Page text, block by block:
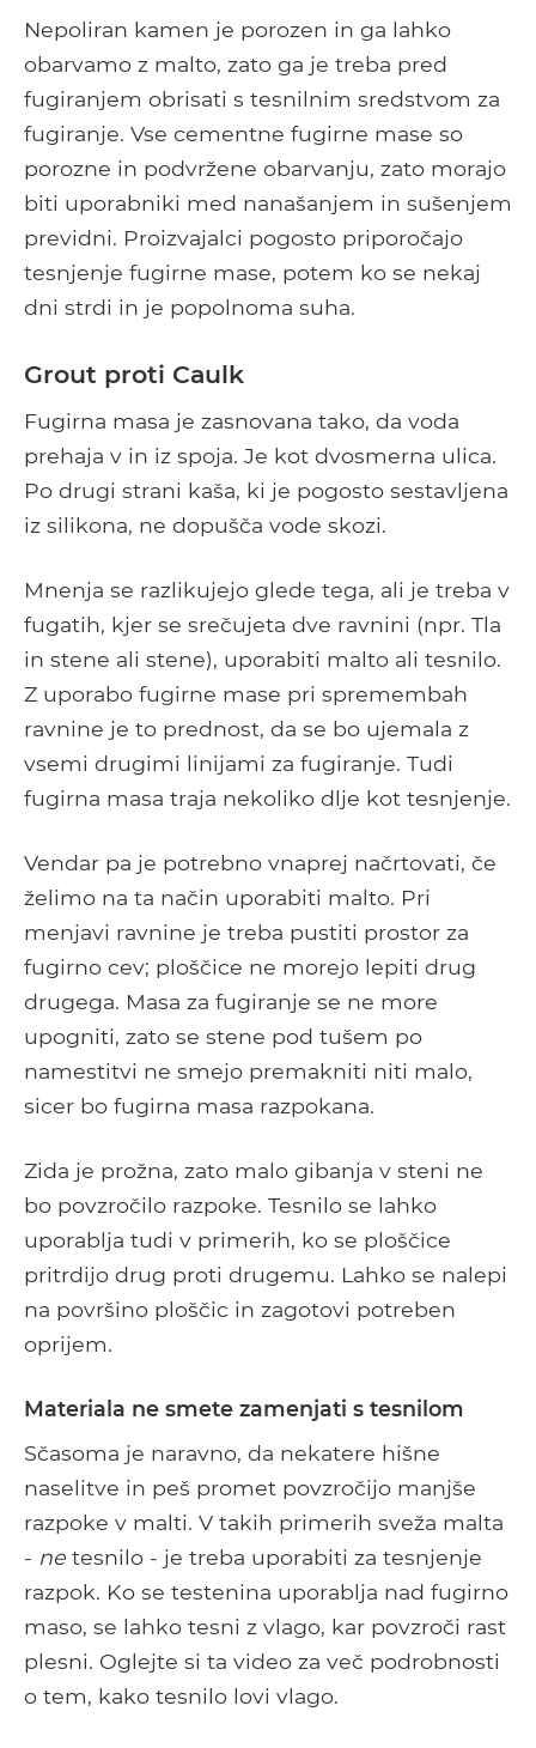
Nepoliran kamen je porozen in ga lahko
obarvamo z malto, zato ga je treba pred
fugiranjem obrisati s tesnilnim sredstvom za
fugiranje. Vse cementne fugirne mase so
porozne in podvržene obarvanju, zato morajo
biti uporabniki med nanašanjem in sušenjem
previdni. Proizvajalci pogosto priporočajo
tesnjenje fugirne mase, potem ko se nekaj
dni strdi in je popolnoma suha.
Grout proti Caulk
Fugirna masa je zasnovana tako, da voda
prehaja v in iz spoja. Je kot dvosmerna ulica.
Po drugi strani kaša, ki je pogosto sestavljena
iz silikona, ne dopušča vode skozi.
Mnenja se razlikujejo glede tega, ali je treba v
fugatih, kjer se srečujeta dve ravnini (npr. Tla
in stene ali stene), uporabiti malto ali tesnilo.
Z uporabo fugirne mase pri spremembah
ravnine je to prednost, da se bo ujemala z
vsemi drugimi linijami za fugiranje. Tudi
fugirna masa traja nekoliko dlje kot tesnjenje.
Vendar pa je potrebno vnaprej načrtovati, če
želimo na ta način uporabiti malto. Pri
menjavi ravnine je treba pustiti prostor za
fugirno cev; ploščice ne morejo lepiti drug
drugega. Masa za fugiranje se ne more
upogniti, zato se stene pod tušem po
namestitvi ne smejo premakniti niti malo,
sicer bo fugirna masa razpokana.
Zida je prožna, zato malo gibanja v steni ne
bo povzročilo razpoke. Tesnilo se lahko
uporablja tudi v primerih, ko se ploščice
pritrdijo drug proti drugemu. Lahko se nalepi
na površino ploščic in zagotovi potreben
oprijem.
Materiala ne smete zamenjati s tesnilom
Sčasoma je naravno, da nekatere hišne
naselitve in peš promet povzročijo manjše
razpoke v malti. V takih primerih sveža malta
- ne tesnilo - je treba uporabiti za tesnjenje
razpok. Ko se testenina uporablja nad fugirno
maso, se lahko tesni z vlago, kar povzroči rast
plesni. Oglejte si ta video za več podrobnosti
o tem, kako tesnilo lovi vlago.